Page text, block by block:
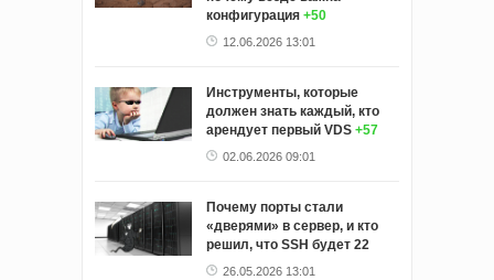
конфигурация +50
12.06.2026 13:01
Инструменты, которые
должен знать каждый, кто
арендует первый VDS +57
02.06.2026 09:01
Почему порты стали
«дверями» в сервер, и кто
решил, что SSH будет 22
26.05.2026 13:01